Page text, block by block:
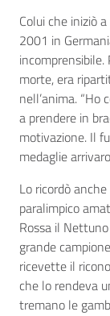
Colui che iniziò
2001 in
morte, era
nell’anima.
a prendere in
motivazione. Il
medaglie
Lo ricordò
paralimpico
Rossa il
grande
ricevette il
che lo rendeva
tremano le